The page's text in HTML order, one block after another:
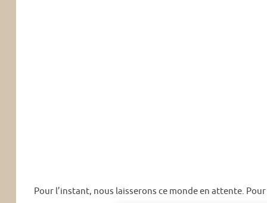
Pour l’instant, nous laisserons ce monde en attente.